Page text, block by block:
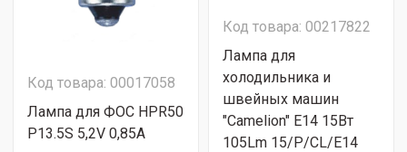
Код товара: 00017058
Лампа для ФОС HPR50
P13.5S 5,2V 0,85A
Код товара: 00217822
Лампа для
холодильника и
швейных машин
"Camelion" E14 15Вт
105Lm 15/P/CL/E14